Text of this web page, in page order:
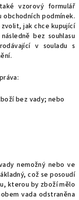
vzorový formulář
podmínek.
jak chce kupující
bez souhlasu
v souladu s
bez vady; nebo
nemožný nebo ve
což se posoudí
kterou by zboží mělo
vada odstraněna